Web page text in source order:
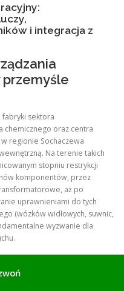
i integracja z
przemyśle
fabryki sektora
chemicznego oraz centra
regionie Sochaczewa
Na terenie takich
stopniu restrykcji
komponentów, przez
aż po
uprawnieniami do tych
(wózków widłowych, suwnic,
wyzwanie dla
(SKD) oparte na kartach
główne ciągi
klucz fizyczny pozostaje